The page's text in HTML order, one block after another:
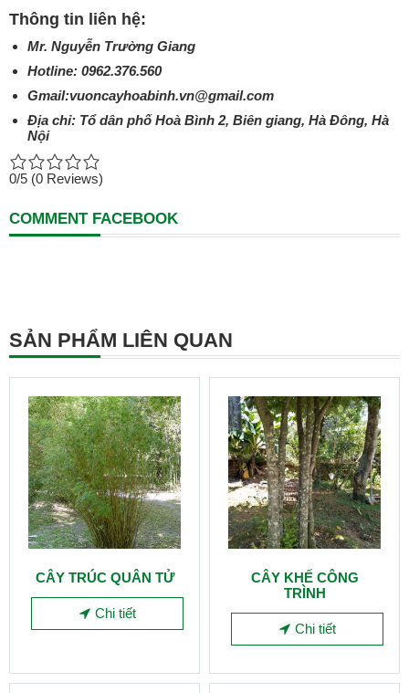
Thông tin liên hệ:
Mr. Nguyễn Trường Giang
Hotline: 0962.376.560
Gmail:vuoncayhoabinh.vn@gmail.com
Địa chỉ: Tổ dân phố Hoà Bình 2, Biên giang, Hà Đông, Hà
Nội
0/5 (0 Reviews)
COMMENT FACEBOOK
SẢN PHẨM LIÊN QUAN
CÂY TRÚC QUÂN TỬ
Chi tiết
CÂY KHẾ CÔNG
TRÌNH
Chi tiết